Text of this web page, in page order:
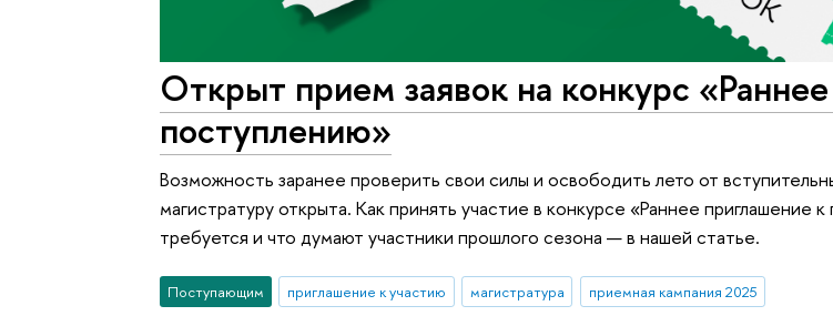
Открыт прием заявок на конкурс
поступлению»
Возможность заранее проверить свои силы и освободить лето от
магистратуру открыта. Как принять участие в конкурсе «Раннее приглашение
требуется и что думают участники прошлого сезона — в нашей статье.
Поступающим приглашение к участию магистратура приемная кампания 2025